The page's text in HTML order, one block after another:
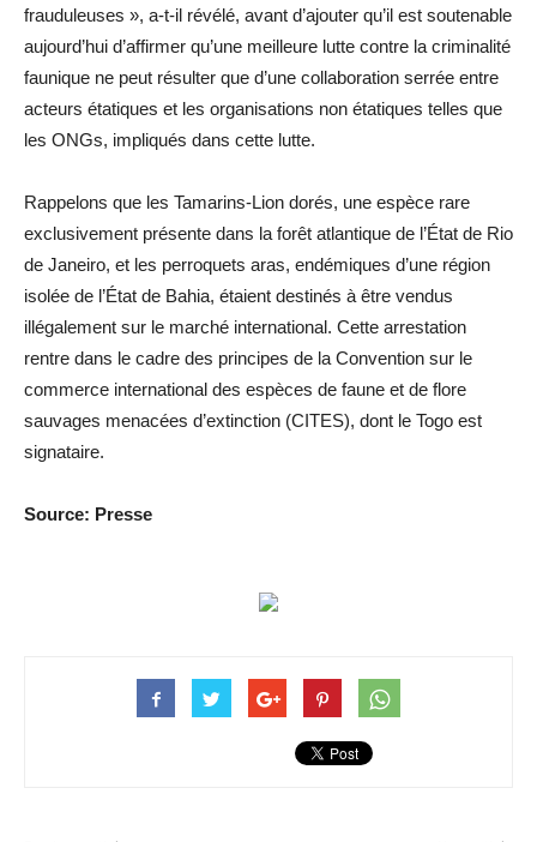
frauduleuses », a-t-il révélé, avant d’ajouter qu’il est soutenable
aujourd’hui d’affirmer qu’une meilleure lutte contre la criminalité
faunique ne peut résulter que d’une collaboration serrée entre
acteurs étatiques et les organisations non étatiques telles que
les ONGs, impliqués dans cette lutte.
Rappelons que les Tamarins-Lion dorés, une espèce rare
exclusivement présente dans la forêt atlantique de l’État de Rio
de Janeiro, et les perroquets aras, endémiques d’une région
isolée de l’État de Bahia, étaient destinés à être vendus
illégalement sur le marché international. Cette arrestation
rentre dans le cadre des principes de la Convention sur le
commerce international des espèces de faune et de flore
sauvages menacées d’extinction (CITES), dont le Togo est
signataire.
Source: Presse